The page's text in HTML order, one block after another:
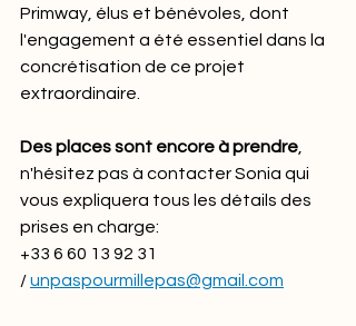
Primway, élus et bénévoles, dont
l'engagement a été essentiel dans la
concrétisation de ce projet
extraordinaire.
Des places sont encore à prendre
n'hésitez pas à contacter Sonia qui
vous expliquera tous les détails des
prises en charge: ‭
+33 6 60 13 92 31‬
/ unpaspourmillepas@gmail.com